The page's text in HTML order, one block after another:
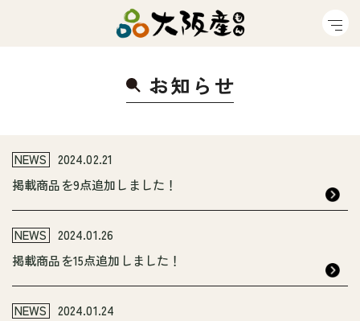
お知ら せ
NEWS
2024.02.21
掲載商品を9点追加しました！
NEWS
2024.01.26
掲載商品を15点追加しました！
NEWS
2024.01.24